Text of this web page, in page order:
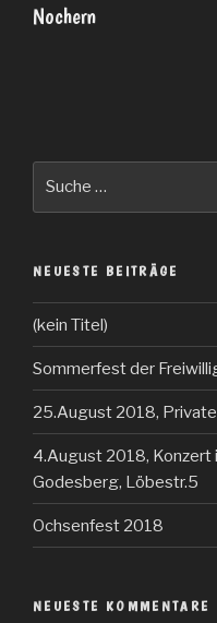
Nochern
NEUESTE BEITRÄGE
(kein Titel)
Sommerfest der
25.August 2018,
4.August 2018,
Godesberg, Löbestr.5
Ochsenfest 2018
NEUESTE KOMMENTARE